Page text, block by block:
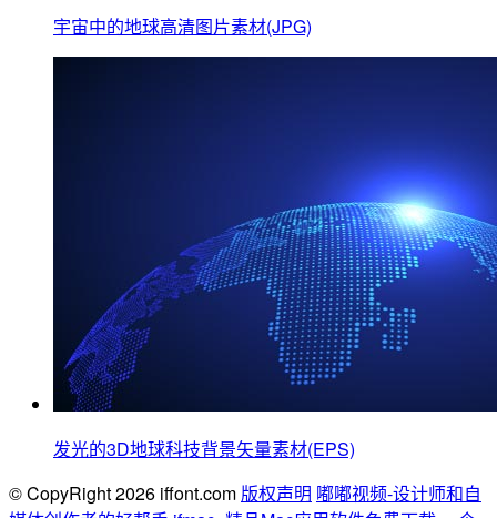
宇宙中的地球高清图片素材(JPG)
发光的3D地球科技背景矢量素材(EPS)
© CopyRight 2026 iffont.com 版权声明 嘟嘟视频-设计师和自